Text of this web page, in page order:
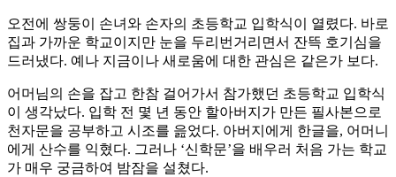
오전에 쌍둥이 손녀와 손자의 초등학교 입학식이 열렸다. 바로
집과 가까운 학교이지만 눈을 두리번거리면서 잔뜩 호기심을
드러냈다. 예나 지금이나 새로움에 대한 관심은 같은가 보다.
어머님의 손을 잡고 한참 걸어가서 참가했던 초등학교 입학식
이 생각났다. 입학 전 몇 년 동안 할아버지가 만든 필사본으로
천자문을 공부하고 시조를 읊었다. 아버지에게 한글을, 어머니
에게 산수를 익혔다. 그러나 ‘신학문’을 배우러 처음 가는 학교
가 매우 궁금하여 밤잠을 설쳤다.